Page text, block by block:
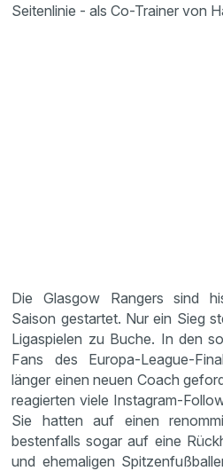
Seitenlinie - als Co-Trainer von
Die Glasgow Rangers sind
Saison gestartet. Nur ein Sieg
Ligaspielen zu Buche. In den
Fans des Europa-League-
länger einen neuen Coach
reagierten viele Instagram-
Sie hatten auf einen
bestenfalls sogar auf eine
und ehemaligen